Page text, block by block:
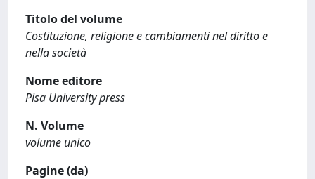
Titolo del volume
Costituzione, religione e cambiamenti nel diritto e
nella società
Nome editore
Pisa University press
N. Volume
volume unico
Pagine (da)